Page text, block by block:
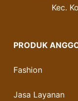
Kec.
PRODUK
Fashion
Jasa Layanan